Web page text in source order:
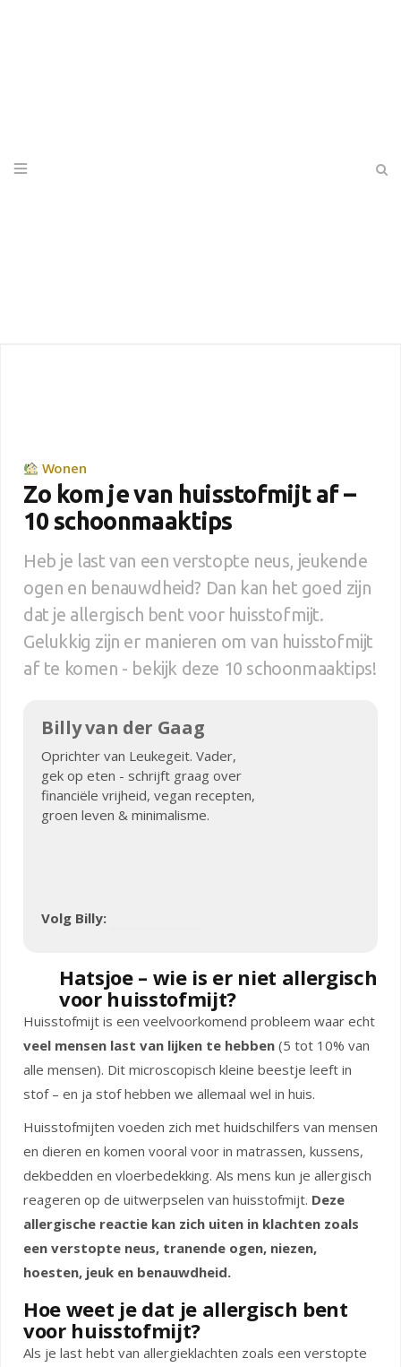
Wonen
Zo kom je van huisstofmijt af –
10 schoonmaaktips
Heb je last van een verstopte neus, jeukende
ogen en benauwdheid? Dan kan het goed zijn
dat je allergisch bent voor huisstofmijt.
Gelukkig zijn er manieren om van huisstofmijt
af te komen - bekijk deze 10 schoonmaaktips!
Billy van der Gaag
Oprichter van Leukegeit. Vader,
gek op eten - schrijft graag over
financiële vrijheid, vegan recepten,
groen leven & minimalisme.
Volg Billy:
Hatsjoe – wie is er niet allergisch
voor huisstofmijt?
Huisstofmijt is een veelvoorkomend probleem waar echt
veel mensen last van lijken te hebben (5 tot 10% van
alle mensen). Dit microscopisch kleine beestje leeft in
stof – en ja stof hebben we allemaal wel in huis.
Huisstofmijten voeden zich met huidschilfers van mensen
en dieren en komen vooral voor in matrassen, kussens,
dekbedden en vloerbedekking. Als mens kun je allergisch
reageren op de uitwerpselen van huisstofmijt. Deze
allergische reactie kan zich uiten in klachten zoals
een verstopte neus, tranende ogen, niezen,
hoesten, jeuk en benauwdheid.
Hoe weet je dat je allergisch bent
voor huisstofmijt?
Als je last hebt van allergieklachten zoals een verstopte